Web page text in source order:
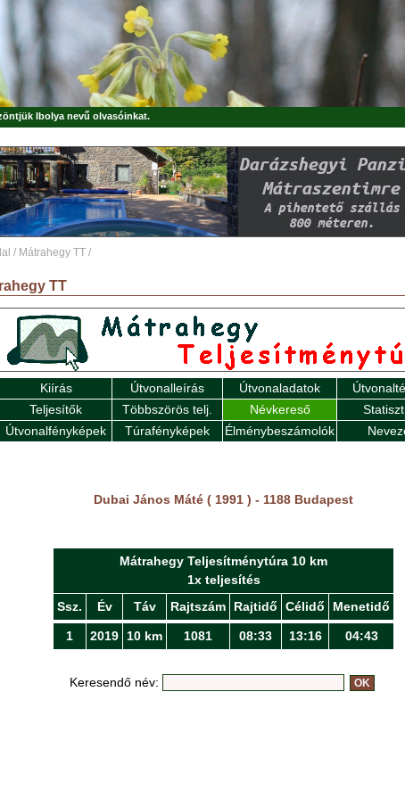
Ibolya nevű olvasóinkat.
/ Mátrahegy TT /
TT
Kiírás Útvonalleírás Útvonaladatok
Teljesítők
Többszörös telj. Névkereső
Útvonalfényképek
Túrafényképek Élménybeszámolók
Dubai János Máté ( 1991 ) - 1188 Budapest
Mátrahegy Teljesítménytúra 10 km
1x teljesítés
Ssz.
Év Táv Rajtszám Rajtidő Célidő Menetidő
1 2019 10 km 1081 08:33 13:16 04:43
Keresendő név: